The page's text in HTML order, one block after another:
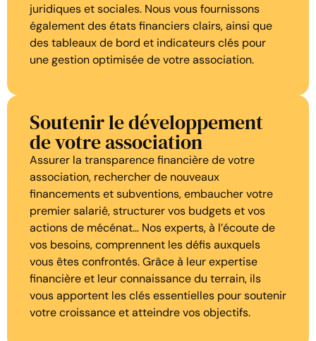
juridiques et sociales. Nous vous fournissons
également des états financiers clairs, ainsi que
des tableaux de bord et indicateurs clés pour
une gestion optimisée de votre association.
Soutenir le développement
de votre association
Assurer la transparence financière de votre
association, rechercher de nouveaux
financements et subventions, embaucher votre
premier salarié, structurer vos budgets et vos
actions de mécénat… Nos experts, à l’écoute de
vos besoins, comprennent les défis auxquels
vous êtes confrontés. Grâce à leur expertise
financière et leur connaissance du terrain, ils
vous apportent les clés essentielles pour soutenir
votre croissance et atteindre vos objectifs.